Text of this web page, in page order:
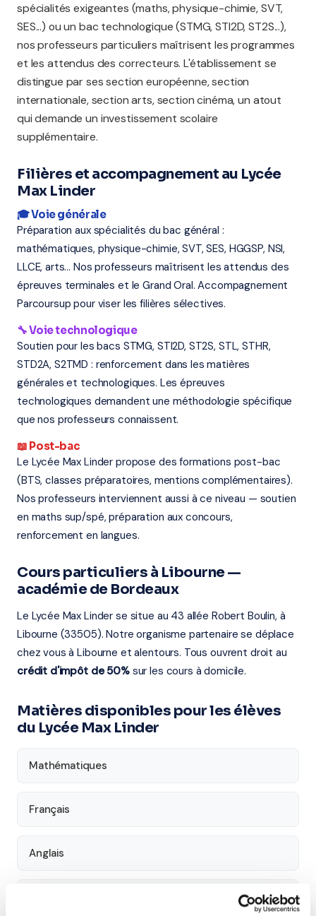
spécialités exigeantes (maths, physique-chimie, SVT,
SES...) ou un bac technologique (STMG, STI2D, ST2S...),
nos professeurs particuliers maîtrisent les programmes
et les attendus des correcteurs. L'établissement se
distingue par ses section européenne, section
internationale, section arts, section cinéma, un atout
qui demande un investissement scolaire
supplémentaire.
Filières et accompagnement au Lycée
Max Linder
🎓 Voie générale
Préparation aux spécialités du bac général :
mathématiques, physique-chimie, SVT, SES, HGGSP, NSI,
LLCE, arts... Nos professeurs maîtrisent les attendus des
épreuves terminales et le Grand Oral. Accompagnement
Parcoursup pour viser les filières sélectives.
🔧 Voie technologique
Soutien pour les bacs STMG, STI2D, ST2S, STL, STHR,
STD2A, S2TMD : renforcement dans les matières
générales et technologiques. Les épreuves
technologiques demandent une méthodologie spécifique
que nos professeurs connaissent.
📖 Post-bac
Le Lycée Max Linder propose des formations post-bac
(BTS, classes préparatoires, mentions complémentaires).
Nos professeurs interviennent aussi à ce niveau — soutien
en maths sup/spé, préparation aux concours,
renforcement en langues.
Cours particuliers à Libourne —
académie de Bordeaux
Le Lycée Max Linder se situe au 43 allée Robert Boulin, à
Libourne (33505). Notre organisme partenaire se déplace
chez vous à Libourne et alentours. Tous ouvrent droit au
crédit d'impôt de 50%sur les cours à domicile.
Matières disponibles pour les élèves
du Lycée Max Linder
Mathématiques
Français
Anglais